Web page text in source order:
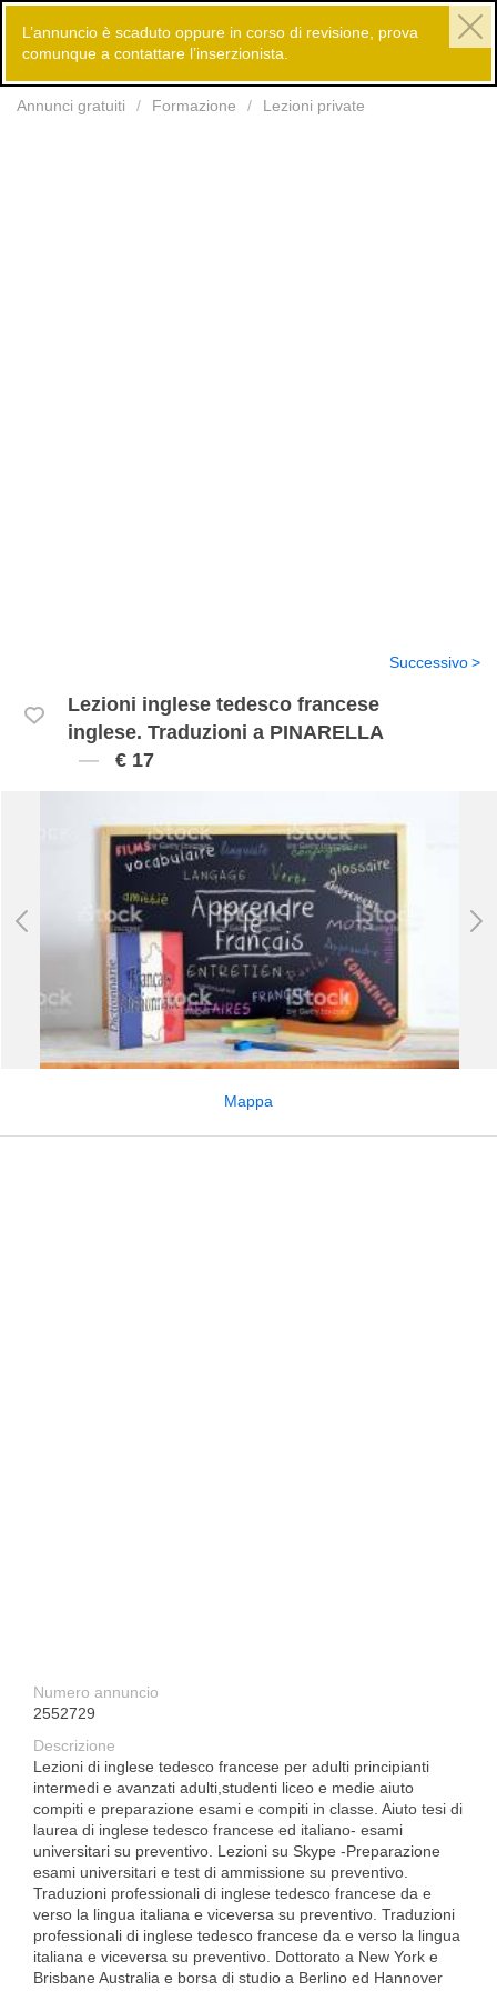
Annunci gratuiti Formazione Lezioni private
L’annuncio è scaduto oppure in corso di revisione, prova
comunque a contattare l’inserzionista.
Lezioni inglese tedesco francese
inglese. Traduzioni a PINARELLA
€ 17
Successivo
Mappa
Numero annuncio
2552729
Descrizione
Lezioni di inglese tedesco francese per adulti principianti
intermedi e avanzati adulti,studenti liceo e medie aiuto
compiti e preparazione esami e compiti in classe. Aiuto tesi di
laurea di inglese tedesco francese ed italiano- esami
universitari su preventivo. Lezioni su Skype -Preparazione
esami universitari e test di ammissione su preventivo.
Traduzioni professionali di inglese tedesco francese da e
verso la lingua italiana e viceversa su preventivo. Traduzioni
professionali di inglese tedesco francese da e verso la lingua
italiana e viceversa su preventivo. Dottorato a New York e
Brisbane Australia e borsa di studio a Berlino ed Hannover